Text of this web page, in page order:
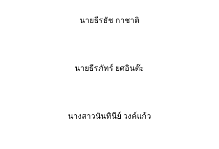
นายธีรธัช กาชาติ
นายธีรภัทร์ ยศอินต๊ะ
นางสาวนันทินีย์ วงค์แก้ว